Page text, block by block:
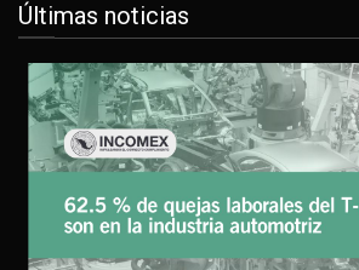
Últimas noticias